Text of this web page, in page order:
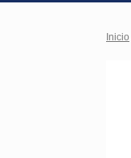
Inicio